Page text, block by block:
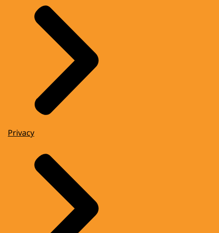
Privacy